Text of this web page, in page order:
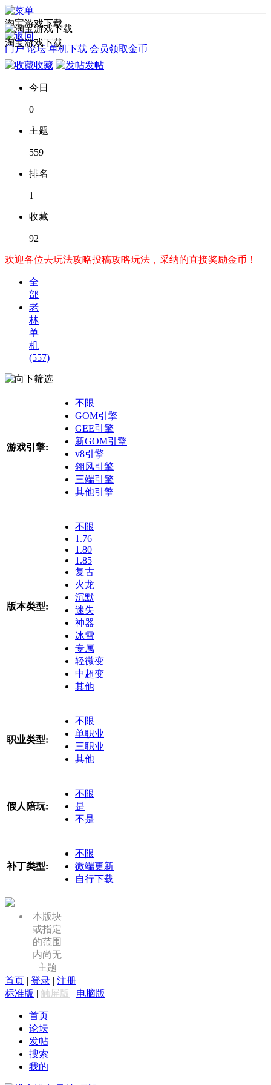
淘宝游戏下载
门户 论坛 单机下载 会员领取金币
淘宝游戏下载
收藏 发帖
今日
0
主题
559
排名
1
收藏
92
欢迎各位去玩法攻略投稿攻略玩法，采纳的直接奖励金币！
全
部
老
林
单
机
(557)
筛选
游戏引擎:
不限
GOM引擎
GEE引擎
新GOM引擎
v8引擎
翎风引擎
三端引擎
其他引擎
版本类型:
不限
1.76
1.80
1.85
复古
火龙
沉默
迷失
神器
冰雪
专属
轻微变
中超变
其他
职业类型:
不限
单职业
三职业
其他
假人陪玩:
不限
是
不是
补丁类型:
不限
微端更新
自行下载
本版块
或指定
的范围
内尚无
主题
首页 | 登录 | 注册
标准版 | 触屏版 | 电脑版
首页
论坛
发帖
搜索
我的